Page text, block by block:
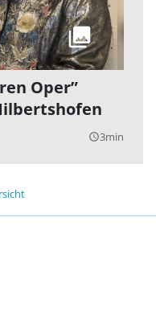
Oper”
query_builder3min